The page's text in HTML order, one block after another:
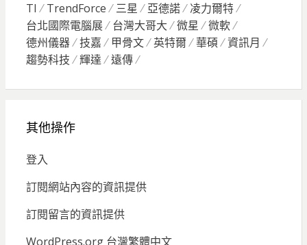
TI
TrendForce 三星 亞德諾
凌力爾特
台北國際電腦展
台灣大哥大 微星
微軟
德州儀器
技嘉 甲骨文 英特爾 華碩
資訊月
趨勢科技
輝達 遠傳
其他操作
登入
訂閱網站內容的資訊提供
訂閱留言的資訊提供
WordPress.org 台灣繁體中文